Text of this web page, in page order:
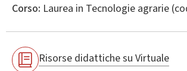
Corso: Laurea in Tecnologie agrarie
Risorse didattiche su Virtuale